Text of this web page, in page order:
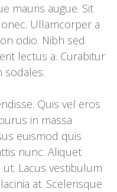
mauris augue. Sit
Ullamcorper a
odio. Nibh sed
lectus a. Curabitur
sodales.
Quis vel eros
in massa
euismod quis
nunc. Aliquet
Lacus vestibulum
at. Scelerisque